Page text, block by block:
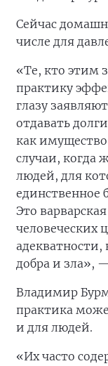
Сейчас
числе для
«Те, кто этим
практику
глазу
отдавать
как
случаи, когда
людей, для
единственное
Это
человеческих
адекватности,
добра и зла»,
Владимир
практика
и для людей.
«Их часто